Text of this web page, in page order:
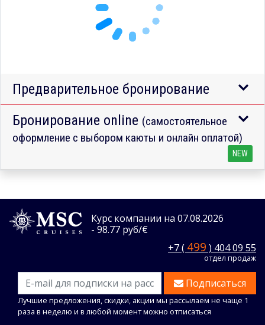
Предварительное бронирование
Бронирование online (самостоятельное
оформление с выбором каюты и онлайн оплатой)
NEW
Курс компании на 07.08.2026
- 98.77 руб/€
+7 ( 499 ) 404 09 55
отдел продаж
Подписаться
Лучшие предложения, скидки, акции мы рассылаем не чаще 1
раза в неделю и в любой момент можно отписаться